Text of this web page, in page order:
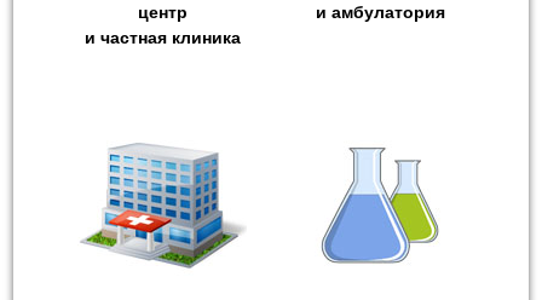
центр
и частная клиника
и амбулатория